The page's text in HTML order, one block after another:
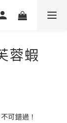
蓉蝦
可錯過！